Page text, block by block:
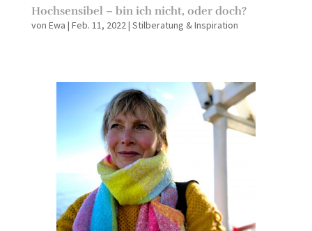
Hochsensibel – bin ich nicht, oder doch?
von Ewa | Feb. 11, 2022| Stilberatung & Inspiration